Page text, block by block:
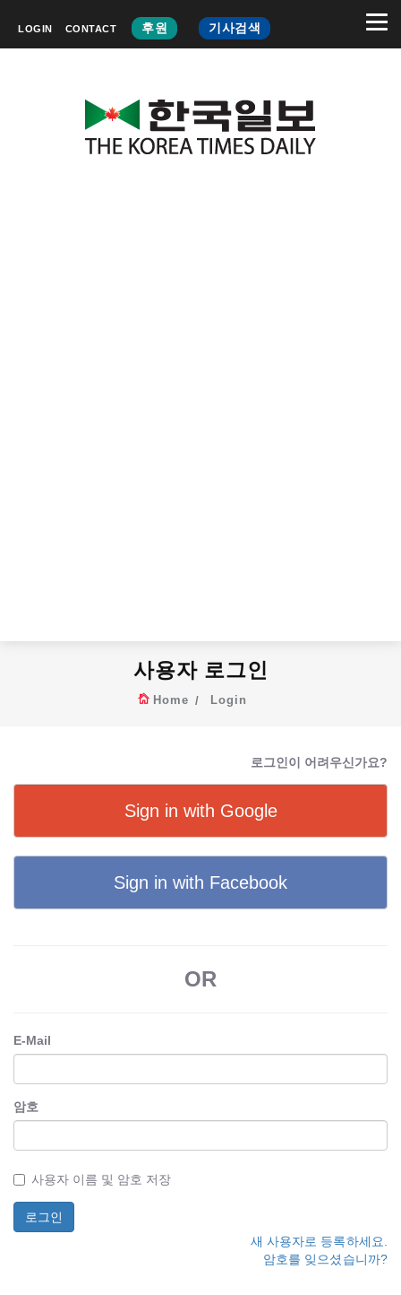
LOGIN CONTACT 후원 기사검색
사용자 로그인
Home Login
로그인이 어려우신가요?
Sign in with Google
Sign in with Facebook
OR
E-Mail
암호
사용자 이름 및 암호 저장
새 사용자로 등록하세요.
암호를 잊으셨습니까?